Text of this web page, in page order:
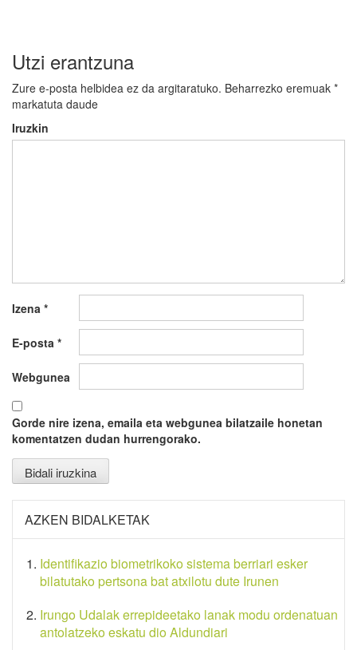
Utzi erantzuna
Zure e-posta helbidea ez da argitaratuko. Beharrezko eremuak *
markatuta daude
Iruzkin
Izena *
E-posta *
Webgunea
Gorde nire izena, emaila eta webgunea bilatzaile honetan
komentatzen dudan hurrengorako.
AZKEN BIDALKETAK
Identifikazio biometrikoko sistema berriari esker
bilatutako pertsona bat atxilotu dute Irunen
Irungo Udalak errepideetako lanak modu ordenatuan
antolatzeko eskatu dio Aldundiari